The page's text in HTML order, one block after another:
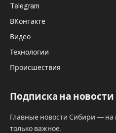
Telegram
ВКонтакте
Видео
Технологии
Происшествия
Подписка на новости
Главные новости Сибири — на
только важное.